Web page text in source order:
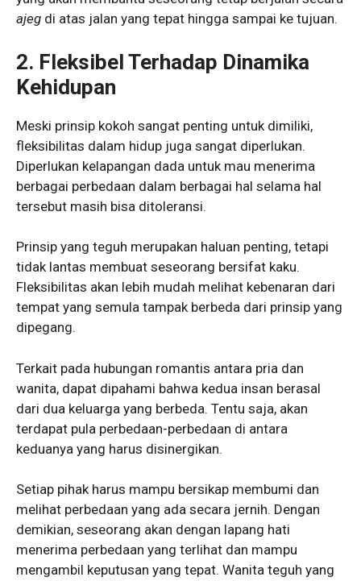
ajeg di atas jalan yang tepat hingga sampai ke tujuan.
2. Fleksibel Terhadap Dinamika
Kehidupan
Meski prinsip kokoh sangat penting untuk dimiliki,
fleksibilitas dalam hidup juga sangat diperlukan.
Diperlukan kelapangan dada untuk mau menerima
berbagai perbedaan dalam berbagai hal selama hal
tersebut masih bisa ditoleransi.
Prinsip yang teguh merupakan haluan penting, tetapi
tidak lantas membuat seseorang bersifat kaku.
Fleksibilitas akan lebih mudah melihat kebenaran dari
tempat yang semula tampak berbeda dari prinsip yang
dipegang.
Terkait pada hubungan romantis antara pria dan
wanita, dapat dipahami bahwa kedua insan berasal
dari dua keluarga yang berbeda. Tentu saja, akan
terdapat pula perbedaan-perbedaan di antara
keduanya yang harus disinergikan.
Setiap pihak harus mampu bersikap membumi dan
melihat perbedaan yang ada secara jernih. Dengan
demikian, seseorang akan dengan lapang hati
menerima perbedaan yang terlihat dan mampu
mengambil keputusan yang tepat. Wanita teguh yang